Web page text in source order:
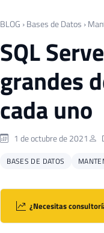
BLOG › Bases de Datos ›
SQL
grandes
cada uno
1 de octubre de 2021
BASES DE DATOS
¿Necesitas